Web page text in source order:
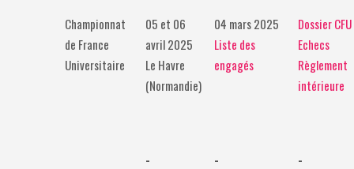
Championnat
de France
Universitaire
05 et 06
avril 2025
Le Havre
(Normandie)
04 mars 2025
Liste des
engagés
Dossier CFU
Echecs
Règlement
intérieure
- - -